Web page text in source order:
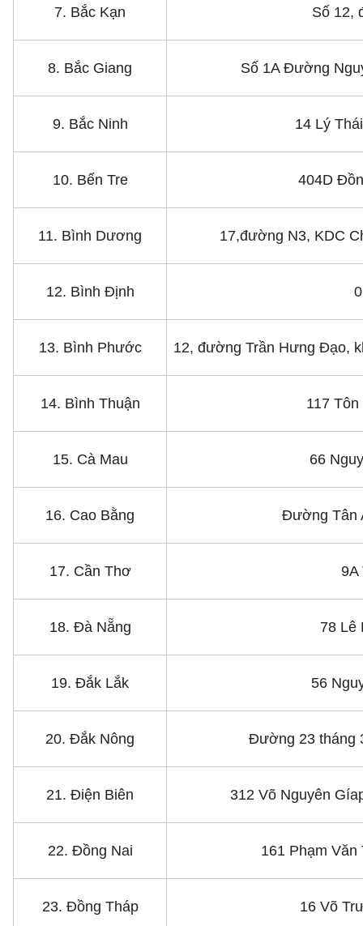
7. Bắc Kạn Số 12,
8. Bắc Giang Số 1A Đường
9. Bắc Ninh 14 Lý
10. Bến Tre 404D
11. Bình Dương 17,đường N3, KDC
12. Bình Định
13. Bình Phước 12, đường Trần Hưng Đạo,
14. Bình Thuận 117
15. Cà Mau 66
16. Cao Bằng Đường Tân
17. Cần Thơ 9A
18. Đà Nẵng 78 Lê
19. Đắk Lắk 56
20. Đắk Nông Đường 23 tháng
21. Điện Biên 312 Võ Nguyên
22. Đồng Nai 161 Phạm Văn
23. Đồng Tháp 16 Võ